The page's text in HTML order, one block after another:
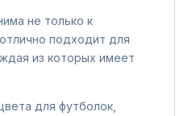
не только к
подходит для
из которых имеет
для футболок,